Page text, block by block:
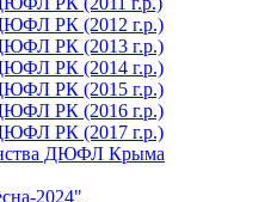
РК (2012 г.р.)
РК (2013 г.р.)
РК (2014 г.р.)
РК (2015 г.р.)
РК (2016 г.р.)
РК (2017 г.р.)
ДЮФЛ Крыма
2024"